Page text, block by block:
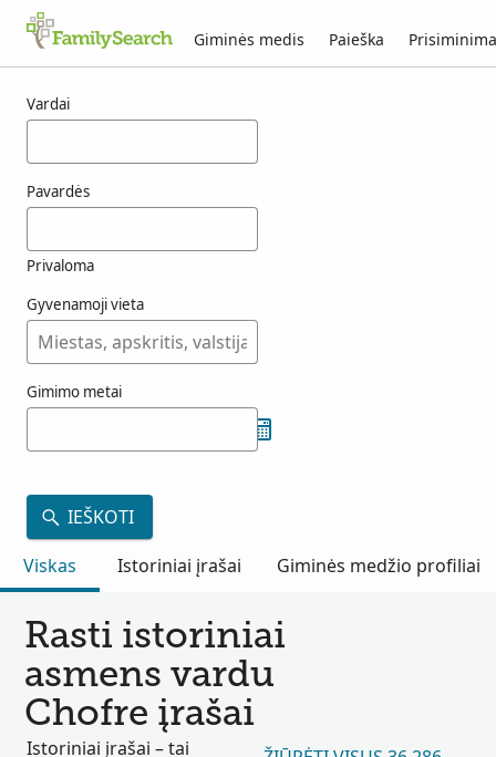
Giminės medis Paieška
Vardai
Pavardės
Privaloma
Gyvenamoji vieta
Gimimo metai
IEŠKOTI
Viskas
Istoriniai įrašai Giminės medžio profiliai
Rasti istoriniai
asmens vardu
Chofre įrašai
Istoriniai įrašai – tai